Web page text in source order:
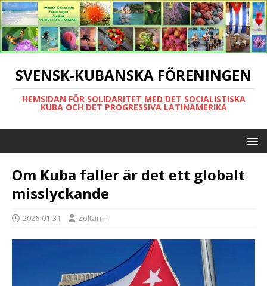
SVENSK-KUBANSKA FÖRENINGEN
HEMSIDAN FÖR SOLIDARITET MED DET SOCIALISTISKA
KUBA OCH DET PROGRESSIVA LATINAMERIKA
Om Kuba faller är det ett globalt
misslyckande
2026-01-31 Zoltan T